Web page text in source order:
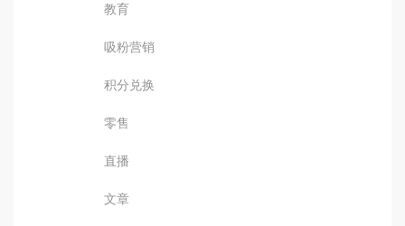
教育
吸粉营销
积分兑换
零售
直播
文章